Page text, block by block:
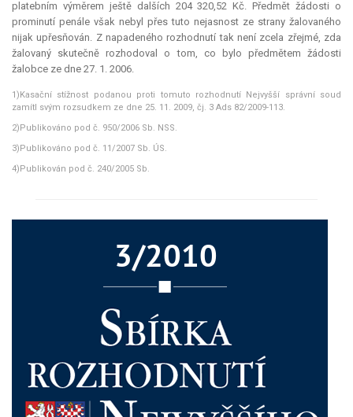
platebním výměrem ještě dalších 204 320,52 Kč. Předmět žádosti o
prominutí penále však nebyl přes tuto nejasnost ze strany žalovaného
nijak upřesňován. Z napadeného rozhodnutí tak není zcela zřejmé, zda
žalovaný skutečně rozhodoval o tom, co bylo předmětem žádosti
žalobce ze dne 27. 1. 2006.
1)Kasační stížnost podanou proti tomuto rozhodnutí Nejvyšší správní soud
zamítl svým rozsudkem ze dne 25. 11. 2009, čj. 3 Ads 82/2009-113.
2)Publikováno pod č. 950/2006 Sb. NSS.
3)Publikováno pod č. 11/2007 Sb. ÚS.
4)Publikován pod č. 240/2005 Sb.